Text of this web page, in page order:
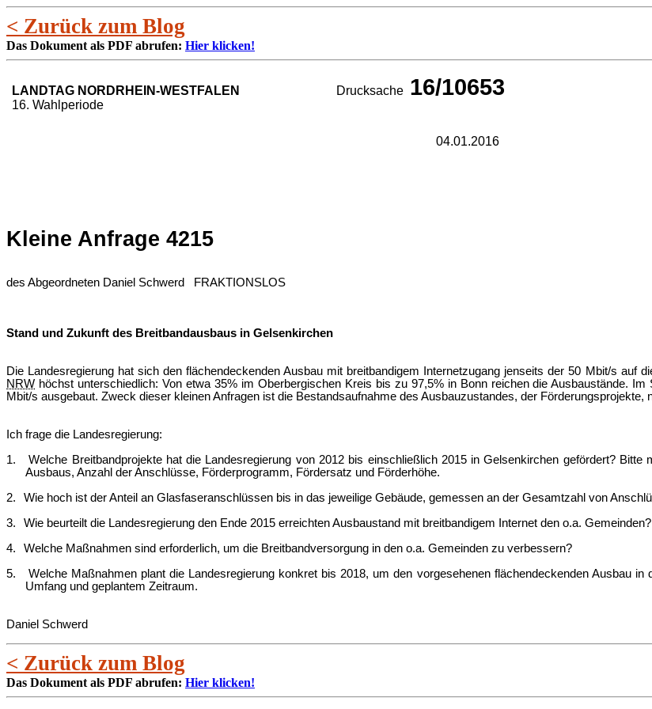
< Zurück zum Blog
Das Dokument als PDF abrufen: Hier klicken!
LANDTAG NORDRHEIN-WESTFALEN
16. Wahlperiode
Drucksache 16/10653
04.01.2016
Kleine Anfrage 4215
des Abgeordneten Daniel Schwerd FRAKTIONSLOS
Stand und Zukunft des Breitbandausbaus in Gelsenkirchen
Die Landesregierung hat sich den flächendeckenden Ausbau mit breitbandigem Internetzugang jenseits der 50 Mbit/s auf
NRW höchst unterschiedlich: Von etwa 35% im Oberbergischen Kreis bis zu 97,5% in Bonn reichen die Ausbaustände.
Mbit/s ausgebaut. Zweck dieser kleinen Anfragen ist die Bestandsaufnahme des Ausbauzustandes, der
Ich frage die Landesregierung:
1.
Welche Breitbandprojekte hat die Landesregierung von 2012 bis einschließlich 2015 in Gelsenkirchen gefördert?
Ausbaus, Anzahl der Anschlüsse, Förderprogramm, Fördersatz und Förderhöhe.
2.
Wie hoch ist der Anteil an Glasfaseranschlüssen bis in das jeweilige Gebäude, gemessen an der Gesamtzahl von
3.
Wie beurteilt die Landesregierung den Ende 2015 erreichten Ausbaustand mit breitbandigem Internet den o.a. Gemeinden?
4.
Welche Maßnahmen sind erforderlich, um die Breitbandversorgung in den o.a. Gemeinden zu verbessern?
5.
Welche Maßnahmen plant die Landesregierung konkret bis 2018, um den vorgesehenen flächendeckenden Ausbau
Umfang und geplantem Zeitraum.
Daniel Schwerd
< Zurück zum Blog
Das Dokument als PDF abrufen: Hier klicken!